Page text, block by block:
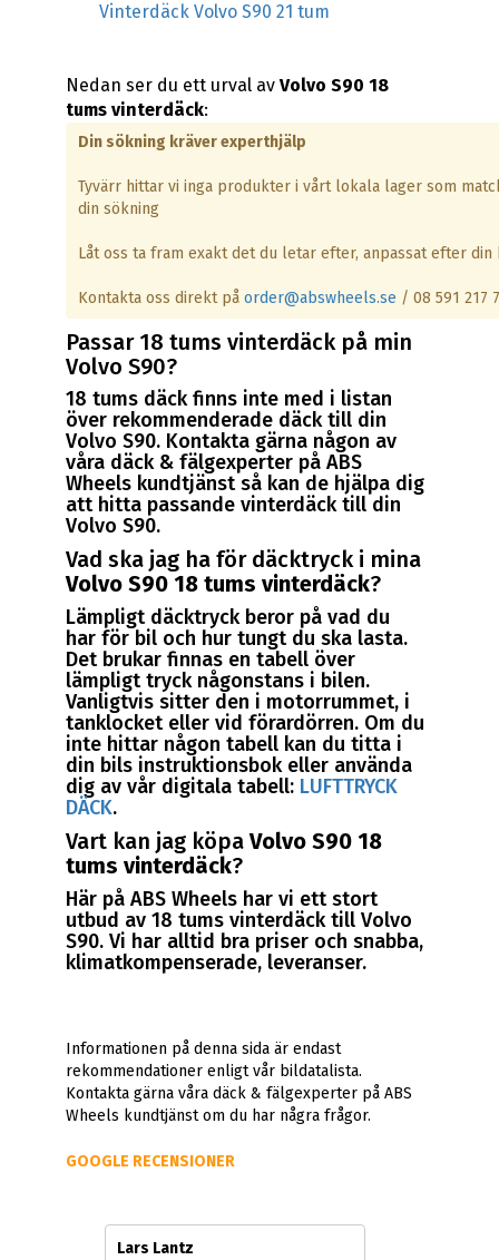
Vinterdäck Volvo S90 21 tum
Nedan ser du ett urval av Volvo S90 18
tums vinterdäck:
Din sökning kräver experthjälp
Tyvärr hittar vi inga produkter i vårt lokala lager som
din sökning
Låt oss ta fram exakt det du letar efter, anpassat efter din
Kontakta oss direkt på order@abswheels.se / 08 591 217
Passar 18 tums vinterdäck på min
Volvo S90?
18 tums däck finns inte med i listan
över rekommenderade däck till din
Volvo S90. Kontakta gärna någon av
våra däck & fälgexperter på ABS
Wheels kundtjänst så kan de hjälpa dig
att hitta passande vinterdäck till din
Volvo S90.
Vad ska jag ha för däcktryck i mina
Volvo S90 18 tums vinterdäck?
Lämpligt däcktryck beror på vad du
har för bil och hur tungt du ska lasta.
Det brukar finnas en tabell över
lämpligt tryck någonstans i bilen.
Vanligtvis sitter den i motorrummet, i
tanklocket eller vid förardörren. Om du
inte hittar någon tabell kan du titta i
din bils instruktionsbok eller använda
dig av vår digitala tabell: LUFTTRYCK
DÄCK.
Vart kan jag köpaVolvo S90 18
tums vinterdäck?
Här på ABS Wheels har vi ett stort
utbud av 18 tums vinterdäck till Volvo
S90. Vi har alltid bra priser och snabba,
klimatkompenserade, leveranser.
Informationen på denna sida är endast
rekommendationer enligt vår bildatalista.
Kontakta gärna våra däck & fälgexperter på ABS
Wheels kundtjänst om du har några frågor.
GOOGLE RECENSIONER
Lars Lantz